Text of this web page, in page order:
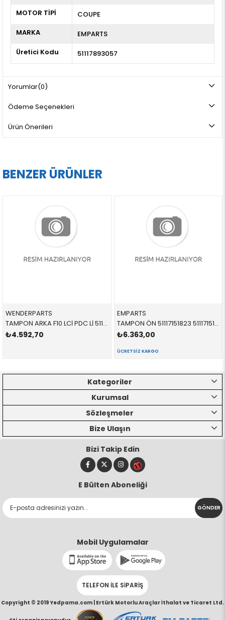
MOTOR TİPİ
COUPE
MARKA
EMPARTS
Üretici Kodu
51117893057
Yorumlar(0)
Ödeme Seçenekleri
Ürün Önerileri
BENZER ÜRÜNLER
WENDERPARTS
TAMPON ARKA F10 LCİ PDC Lİ 51127332764 51127332764 51127332764 F10,LCI 2015-2019
₺4.592,70
EMPARTS
TAMPON ÖN 51117151823 51117151823 51117151823
₺6.363,00
ÜCRETSIZ KARGO
Kategoriler
Kurumsal
Sözleşmeler
Bize Ulaşın
Bizi Takip Edin
E Bülten Aboneliği
GÖNDER
Mobil Uygulamalar
TELEFON İLE SİPARİŞ
Copyright © 2019 Yedpama.com | Ertürk Motorlu Araçlar İthalat ve Ticaret Ltd.